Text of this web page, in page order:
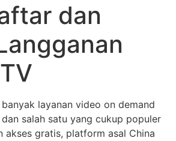
dan
layanan video on demand
salah satu yang cukup populer
akses gratis, platform asal China